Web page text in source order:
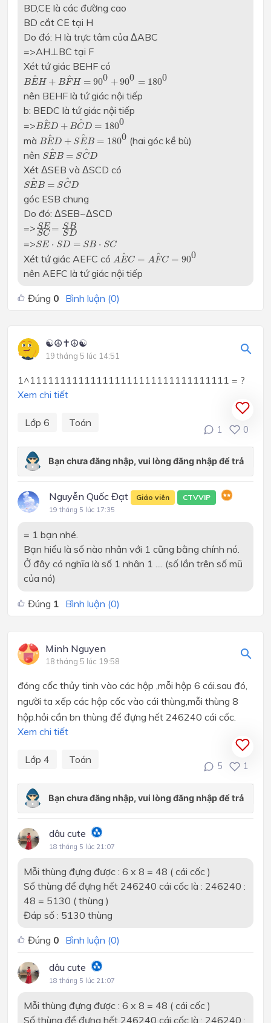
BD,CE là các đường cao
BD cắt CE tại H
Do đó: H là trực tâm của ΔABC
=>AH⊥BC tại F
Xét tứ giác BEHF có
^
BEH + ^
BFH = 900 +900 = 1800
BEH^+BFH^=90 0+ =
nên BEHF là tứ giác nội tiếp
b: BEDC là tứ giác nội tiếp
=>
^
BED + ^
BCD = 1800
BED^ +BCD^=180 0
mà
^
BED + ^
S EB = 1800
BED ^ +S EB 180 0
(hai góc kề bù)
nên
^
SE B = ^
SCD
E = CD
Xét ΔSEB và ΔSCD có
^
SE B = ^
SCD
E CD
góc ESB chung
Do đó: ΔSEB~ΔSCD
=> SE
SC = SB
S D
SES =SB
=>SE ⋅ SD = SB ⋅ SC
SE⋅ D=S ⋅SC
Xét tứ giác AEFC có
^
AEC = ^
AFC = 900
A E FC
0
nên AEFC là tứ giác nội tiếp
Đúng 0 Bình luận (0)
☯☮✝☮☯
19 tháng 5 lúc 14:51
1^111111111111111111111111111111111 = ?
Xem chi tiết
Lớp 6 Toán
1 0
Nguyễn Quốc Đạt Giáo viên CTVVIP
19 tháng 5 lúc 17:35
= 1 bạn nhé.
Bạn hiểu là số nào nhân với 1 cũng bằng chính nó.
Ở đây có nghĩa là số 1 nhân 1 .... (số lần trên số mũ
của nó)
Đúng 1 Bình luận (0)
Minh Nguyen
18 tháng 5 lúc 19:58
đóng cốc thủy tinh vào các hộp ,mỗi hộp 6 cái.sau đó,
người ta xếp các hộp cốc vào cái thùng,mỗi thùng 8
hộp.hỏi cần bn thùng để đựng hết 246240 cái cốc.
Xem chi tiết
Lớp 4 Toán
5 1
dâu cute
18 tháng 5 lúc 21:07
Mỗi thùng đựng được : 6 x 8 = 48 ( cái cốc )
Số thùng để đựng hết 246240 cái cốc là : 246240 :
48 = 5130 ( thùng )
Đáp số : 5130 thùng
Đúng 0 Bình luận (0)
dâu cute
18 tháng 5 lúc 21:07
Mỗi thùng đựng được : 6 x 8 = 48 ( cái cốc )
Số thùng để đựng hết 246240 cái cốc là : 246240 :